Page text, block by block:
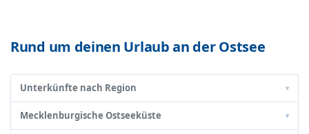
Rund um deinen Urlaub an der Ostsee
Unterkünfte nach Region ▾
Mecklenburgische Ostseeküste ▾